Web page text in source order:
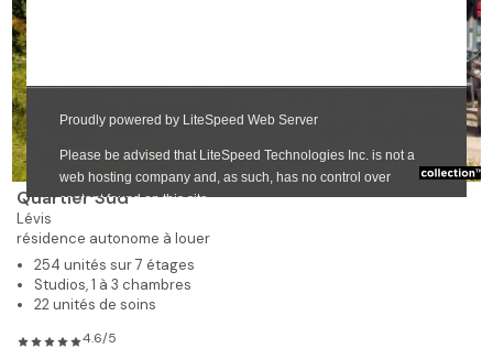
Quartier Sud
Lévis
résidence autonome à louer
254 unités sur 7 étages
Studios, 1 à 3 chambres
22 unités de soins
4.6/5